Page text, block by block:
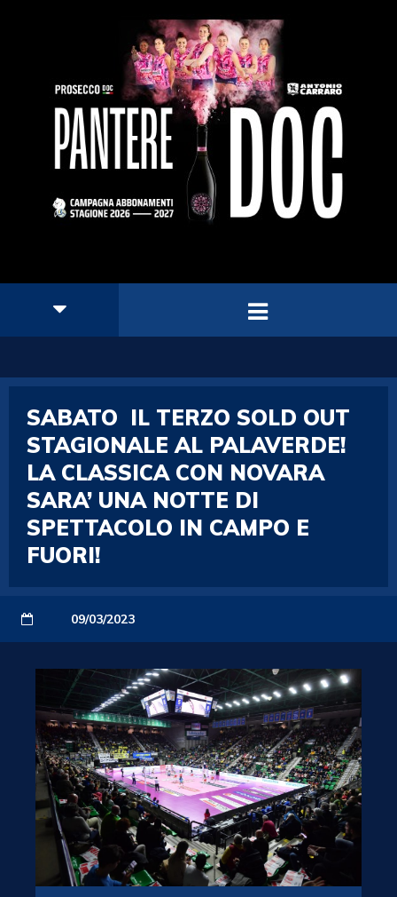
SABATO IL TERZO SOLD OUT
STAGIONALE AL PALAVERDE!
LA CLASSICA CON NOVARA
SARA’ UNA NOTTE DI
SPETTACOLO IN CAMPO E
FUORI!
09/03/2023